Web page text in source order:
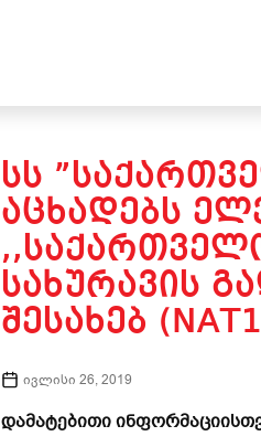
ᲡᲡ
ᲐᲪᲮᲐᲓᲔᲑᲡ
ᲡᲐᲮᲣᲠᲐᲕᲘᲡ
ᲨᲔᲡᲐᲮᲔᲑ
ივლისი 26, 2019
დამატებითი